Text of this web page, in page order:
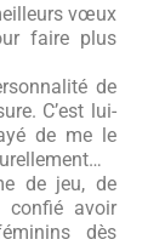
vœux
faire plus
de
C’est lui-
de me le
de jeu, de
confié avoir
dès